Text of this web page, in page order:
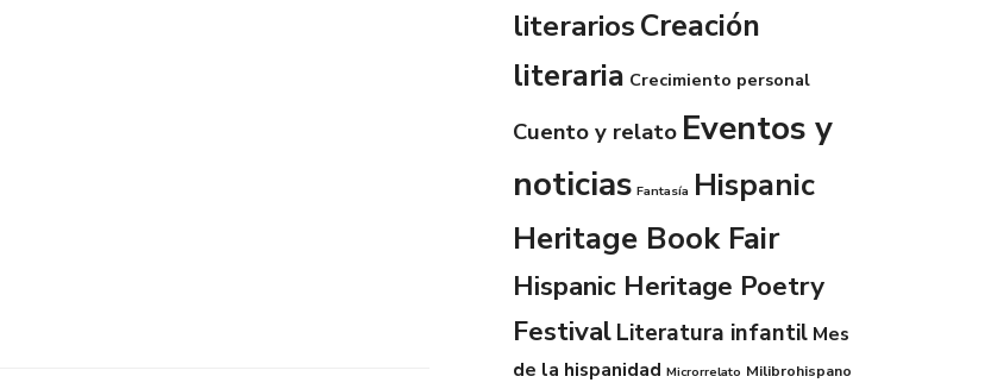
literariosCreación
literaria Crecimiento personal
Cuento y relato Eventos y
noticias Fantasía Hispanic
Heritage Book Fair
Hispanic Heritage Poetry
FestivalLiteratura infantil Mes
de la hispanidad Microrrelato Milibrohispano